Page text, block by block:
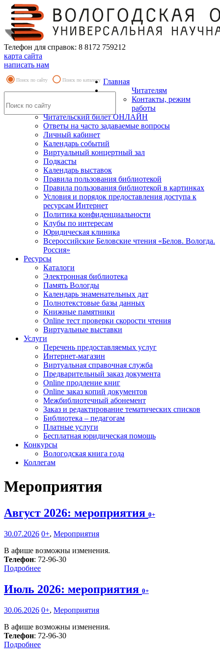
Телефон для справок: 8 8172 759212
карта сайта
написать нам
Поиск по сайту Поиск по каталогу Главная
Читателям
Контакты, режим
работы
Читательский билет ОНЛАЙН
Ответы на часто задаваемые вопросы
Личный кабинет
Календарь событий
Виртуальный концертный зал
Подкасты
Календарь выставок
Правила пользования библиотекой
Правила пользования библиотекой в картинках
Условия и порядок предоставления доступа к
ресурсам Интернет
Политика конфиденциальности
Клубы по интересам
Юридическая клиника
Всероссийские Беловские чтения «Белов. Вологда.
Россия»
Ресурсы
Каталоги
Электронная библиотека
Память Вологды
Календарь знаменательных дат
Полнотекстовые базы данных
Книжные памятники
Online тест проверки скорости чтения
Виртуальные выставки
Услуги
Перечень предоставляемых услуг
Интернет-магазин
Виртуальная справочная служба
Предварительный заказ документа
Online продление книг
Online заказ копий документов
Межбиблиотечный абонемент
Заказ и редактирование тематических списков
Библиотека – педагогам
Платные услуги
Бесплатная юридическая помощь
Конкурсы
Вологодская книга года
Коллегам
Мероприятия
Август 2026: мероприятия 0+
30.07.2026 0+, Мероприятия
В афише возможны изменения.
Телефон: 72-96-30
Подробнее
Июль 2026: мероприятия 0+
30.06.2026 0+, Мероприятия
В афише возможны изменения.
Телефон: 72-96-30
Подробнее